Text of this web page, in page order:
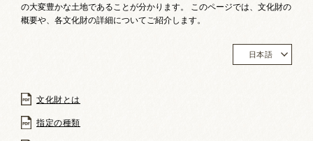
お祭りカレンダー
郷土資料
の大変豊かな土地であることが分かります。 このページでは、文化財の
概要や、各文化財の詳細についてご紹介します。
日本語
文化財とは
指定の種類